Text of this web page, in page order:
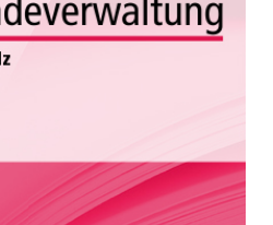
Stefan Schäfer